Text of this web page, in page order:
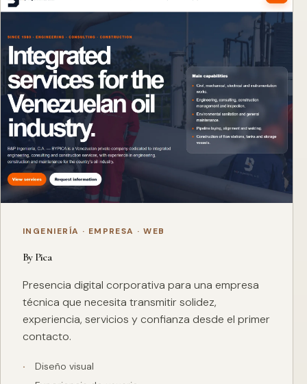
INGENIERÍA · EMPRESA · WEB
By Pica
Presencia digital corporativa para una empresa
técnica que necesita transmitir solidez,
experiencia, servicios y confianza desde el primer
contacto.
Diseño visual